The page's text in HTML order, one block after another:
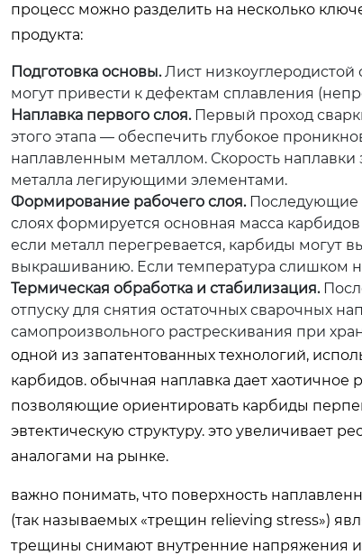
процесс можно разделить на несколько
продукта:
Подготовка основы.Лист
могут привести к дефектам сплавления
Наплавка первого слоя.Первый проход
этого этапа — обеспечить глубокое
наплавленным металлом. Скорость
металла легирующими элементами.
Формирование рабочего слоя.Последующие
слоях формируется основная масса
если металл перегревается, карбиды могут
выкрашиванию. Если температура слишком
Термическая обработка и стабилизация.
отпуску для снятия остаточных сварочных
самопроизвольного растрескивания при
одной из запатентованных технологий,
карбидов. обычная наплавка дает
позволяющие ориентировать карбиды
эвтектическую структуру. это увеличивает
аналогами на рынке.
важно понимать, что поверхность
(так называемых «трещин relieving stress»)
трещины снимают внутренние напряжения и